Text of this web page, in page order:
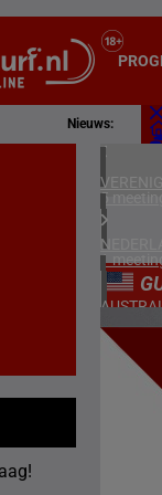
Nieuws:
5
1
4
13
14/03/